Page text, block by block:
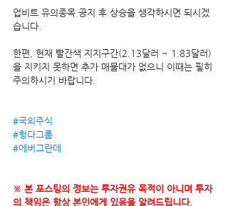
업비트 유의종목 공지 후 상승을 생각하시면 되시겠
습니다.
한편, 현재 빨간색 지지구간(2.13달러 ~ 1.83달러)
을 지키지 못하면 추가 매물대가 없으니 이때는 필히
주의하시기 바랍니다.
#국외주식
#헝다그룹
#에버그란데
※ 본 포스팅의 정보는 투자권유 목적이 아니며 투자
의 책임은 항상 본인에게 있음을 알려드립니다.